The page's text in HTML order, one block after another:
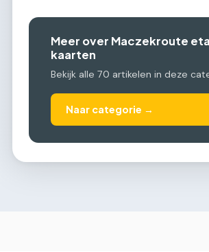
Meer over Maczekroute
kaarten
Bekijk alle 70 artikelen in deze
Naar categorie →